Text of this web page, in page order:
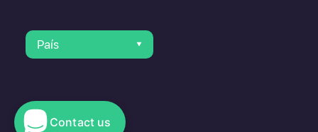
País
© 2023 Electromaps
Contact us